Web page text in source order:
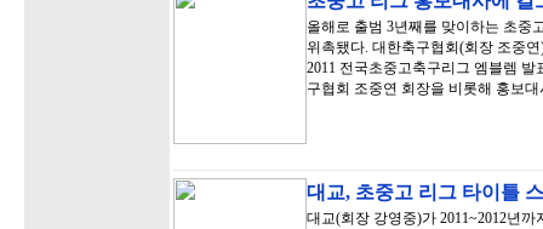
올해로 출범 3년째를 맞이하는 초중
위촉됐다. 대한축구협회(회장 조중
2011 전국초중고축구리그 엠블렘
구협회 조중연 회장을 비롯해 홍보
대교, 초중고 리그 타이틀
대교(회장 강영중)가 2011~2012년